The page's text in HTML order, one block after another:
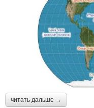
читать дальше →